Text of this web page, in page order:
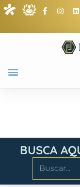
BUSCA